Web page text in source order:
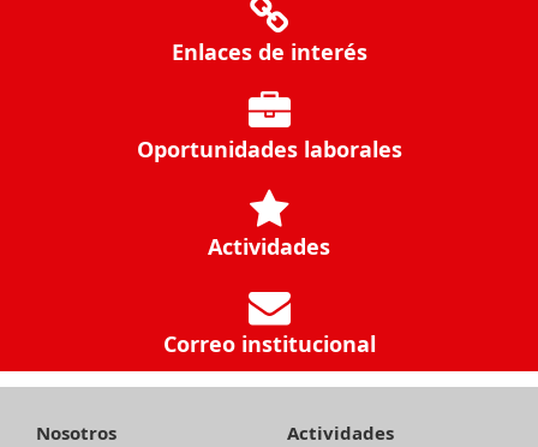
Enlaces de interés
Oportunidades laborales
Actividades
Correo institucional
Nosotros Actividades